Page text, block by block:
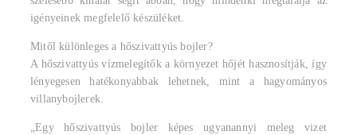
igényeinek megfelelő készüléket.
Mitől különleges a hőszivattyús bojler?
A hőszivattyús vízmelegítők a környezet hőjét hasznosítják, így
lényegesen hatékonyabbak lehetnek, mint a hagyományos
villanybojlerek.
„Egy hőszivattyús bojler képes ugyanannyi meleg vizet